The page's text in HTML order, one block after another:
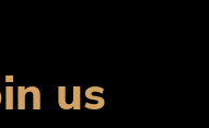
us